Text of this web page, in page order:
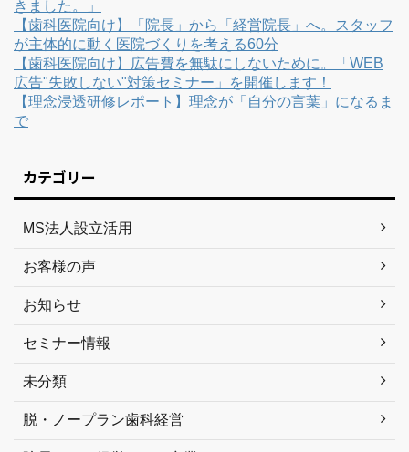
きました。」
【歯科医院向け】「院長」から「経営院長」へ。スタッフ
が主体的に動く医院づくりを考える60分
【歯科医院向け】広告費を無駄にしないために。「WEB
広告"失敗しない"対策セミナー」を開催します！
【理念浸透研修レポート】理念が「自分の言葉」になるま
で
カテゴリー
MS法人設立活用
お客様の声
お知らせ
セミナー情報
未分類
脱・ノープラン歯科経営